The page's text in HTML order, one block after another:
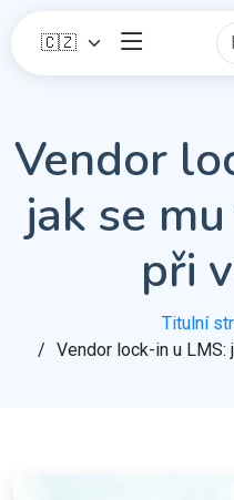
Vendor
jak se
při
Titulní
Vendor lock-in u LMS: